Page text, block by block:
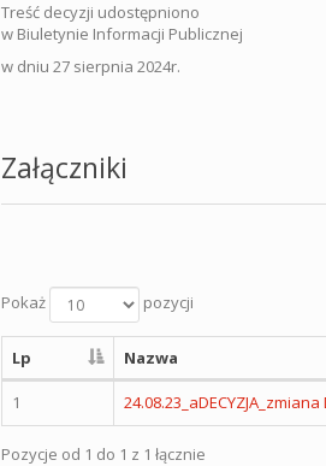
Treść decyzji udostępniono
w Biuletynie Informacji Publicznej
w dniu 27 sierpnia 2024r.
Załączniki
Pokaż pozycji
Lp Nazwa
1 24.08.23_aDECYZJA_zmiana
Pozycje od 1 do 1 z 1 łącznie